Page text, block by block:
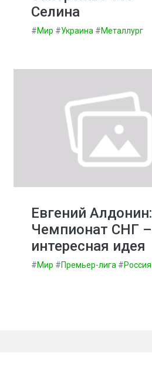
Селина
#Мир #Украина #Металлург
Евгений Алдонин:
Чемпионат СНГ –
интересная идея
#Мир #Премьер-лига #Россия